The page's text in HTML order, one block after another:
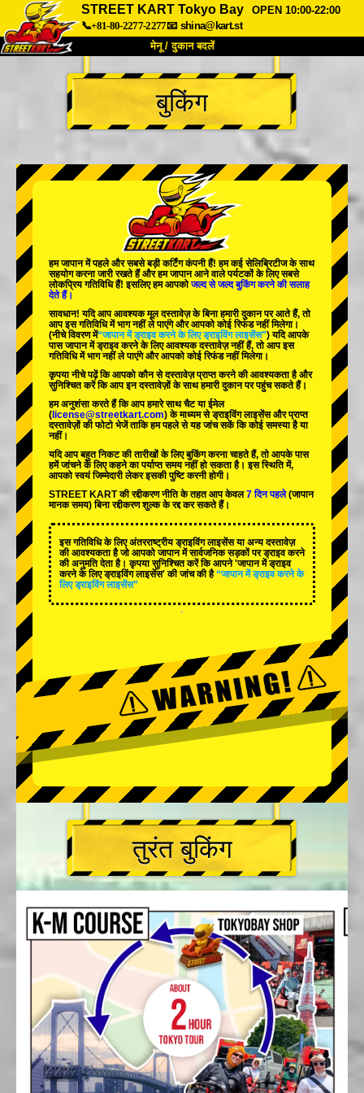
STREET KART Tokyo Bay
OPEN 10:00-22:00
📞+81-80-2277-2277📧 shina@kart.st
मेनू / दुकान बदलें
TOP
हमारे बारे में विशेषताएँ कीमत
कंपनी बुकिंग
शाखा बदलें
टोक्यो अकीहबारा#2
टोक्यो शिबुया एनेक्स टोक्यो बे
टोक्यो असाकुसा
ओकिनावा
बुकिंग
हम जापान मेंपहलेऔरसबसे बड़ी कर्टिंग कंपनीहैं! हमकई सेलिब्रिटीजके साथ
सहयोग करना जारी रखते हैं और हम जापान आने वाले पर्यटकों के लिएसबसे
लोकप्रिय गतिविधिहैं! इसलिए हम आपकोजल्द से जल्द बुकिंग करने की सलाह
देते हैं।
सावधान! यदि आप आवश्यक मूल दस्तावेज़ के बिना हमारी दुकान पर आते हैं, तो
आप इस गतिविधि में भाग नहीं ले पाएंगे और आपको कोई रिफंड नहीं मिलेगा।
(नीचे विवरण में“जापान में ड्राइव करने के लिए ड्राइविंग लाइसेंस”) यदि आपके
पास जापान में ड्राइव करने के लिए आवश्यक दस्तावेज़ नहीं हैं, तो आप इस
गतिविधि में भाग नहीं ले पाएंगे और आपको कोई रिफंड नहीं मिलेगा।
कृपया नीचे पढ़ें कि आपको कौन से दस्तावेज़ प्राप्त करने की आवश्यकता है और
सुनिश्चित करें कि आप इन दस्तावेज़ों के साथ हमारी दुकान पर पहुंच सकते हैं।
हम अनुशंसा करते हैं कि आप हमारे साथ चैट या ईमेल
( license@streetkart.com) के माध्यम से ड्राइविंग लाइसेंस और प्राप्त
दस्तावेज़ों की फोटो भेजें ताकि हम पहले से यह जांच सकें कि कोई समस्या है या
नहीं।
यदि आप बहुत निकट की तारीखों के लिए बुकिंग करना चाहते हैं, तो आपके पास
हमें जांचने के लिए कहने का पर्याप्त समय नहीं हो सकता है। इस स्थिति में,
आपको स्वयं जिम्मेदारी लेकर इसकी पुष्टि करनी होगी।
STREET KART की रद्दीकरण नीति के तहत आप केवल7 दिन पहले(जापान
मानक समय) बिना रद्दीकरण शुल्क के रद्द कर सकते हैं।
इस गतिविधि के लिए अंतरराष्ट्रीय ड्राइविंग लाइसेंस या अन्य दस्तावेज़
की आवश्यकता है जो आपको जापान में सार्वजनिक सड़कों पर ड्राइव करने
की अनुमति देता है। कृपया सुनिश्चित करें कि आपने 'जापान में ड्राइव
करने के लिए ड्राइविंग लाइसेंस' की जांच की है “जापान में ड्राइव करने के
लिए ड्राइविंग लाइसेंस”
तुरंत बुकिंग